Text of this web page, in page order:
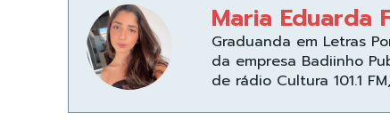
Maria Eduarda
Graduanda em Letras
da empresa Badiinho
de rádio Cultura 101.1